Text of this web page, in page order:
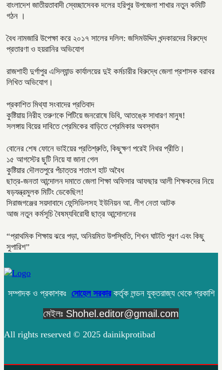
বাংলাদেশ জাতীয়তাবাদী স্বেচ্ছাসেবক দলের হরিপুর উপজেলা শাখার নতুন কমিটি
গঠন ।
বৈধ নামজারি উপেক্ষা করে ২০১৭ সালের দলিল: জসিমউদ্দিন খন্দকারদের বিরুদ্ধে
প্রতারণা ও হয়রানির অভিযোগ
রাজশাহী দুর্গাপুর এসিল্যান্ড কার্যালয়ের দুই কর্মচারীর বিরুদ্ধে জেলা প্রশাসক বরাবর
লিখিত অভিযোগ।
প্রকাশিত মিথ্যা সংবাদের প্রতিবাদ
কুষ্টিয়ায় নিরীহ তরুণকে পিটিয়ে জনরোষে ডিবি, আতঙ্কে সাধারণ মানুষ!
সলঙ্গায় বিয়ের দাবিতে প্রেমিকের বাড়িতে প্রেমিকার অবস্থান
বোনের শেষ ফোনে ভাইয়ের প্রতিশ্রুতি, কিছুক্ষণ পরেই নিথর প্রীতি।
১৫ আগস্টের ছুটি নিয়ে যা জানা গেল
কুষ্টিয়ার দৌলতপুরে পঁচাত্তর শতাংশ হাট অবৈধ
ছাত্র-জনতা আন্দোলন দমাতে জেলা শিক্ষা অফিসার আফছার আলী শিক্ষকদের নিয়ে
ষড়যন্ত্রমুলক মিটিং ডেকেছিল!
সিরাজগঞ্জের সয়দাবাদে ফেন্সিডিলসহ ইউনিয়ন আ. লীগ নেতা আটক
আজ নতুন কর্মসূচি বৈষম্যবিরোধী ছাত্র আন্দোলনের
“প্রাথমিক শিক্ষায় ঝরে পড়া, অনিয়মিত উপস্থিতি, শিখন ঘাটতি পূরণ এবং কিছু
সুপারিশ”
সম্পাদক ও প্রকাশকঃ সোহেল সরকারকর্তৃক লন্ডন যুক্তরাজ্য থেকে প্রকাশি
মেইলঃ Shohel.editor@gmail.com
All rights reserved © 2025 dainikprotibad